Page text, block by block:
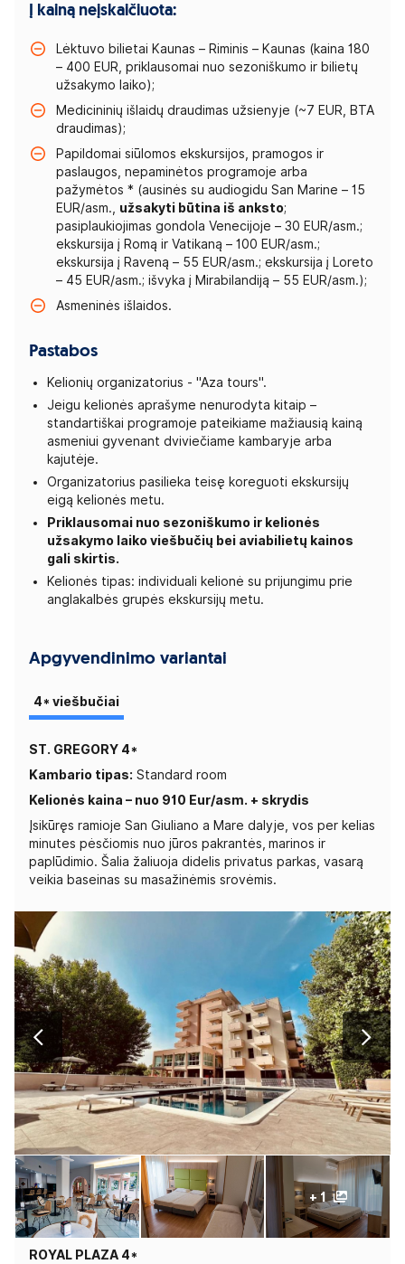
Į kainą neįskaičiuota:
Lėktuvo bilietai Kaunas – Riminis – Kaunas (kaina 180
– 400 EUR, priklausomai nuo sezoniškumo ir bilietų
užsakymo laiko);
Medicininių išlaidų draudimas užsienyje (~7 EUR, BTA
draudimas);
Papildomai siūlomos ekskursijos, pramogos ir
paslaugos, nepaminėtos programoje arba
pažymėtos * (ausinės su audiogidu San Marine – 15
EUR/asm., užsakyti būtina iš anksto;
pasiplaukiojimas gondola Venecijoje – 30 EUR/asm.;
ekskursija į Romą ir Vatikaną – 100 EUR/asm.;
ekskursija į Raveną – 55 EUR/asm.; ekskursija į Loreto
– 45 EUR/asm.; išvyka į Mirabilandiją – 55 EUR/asm.);
Asmeninės išlaidos.
Pastabos
Kelionių organizatorius - "Aza tours".
Jeigu kelionės aprašyme nenurodyta kitaip –
standartiškai programoje pateikiame mažiausią kainą
asmeniui gyvenant dviviečiame kambaryje arba
kajutėje.
Organizatorius pasilieka teisę koreguoti ekskursijų
eigą kelionės metu.
Priklausomai nuo sezoniškumo ir kelionės
užsakymo laiko viešbučių bei aviabilietų kainos
gali skirtis.
Kelionės tipas: individuali kelionė su prijungimu prie
anglakalbės grupės ekskursijų metu.
Apgyvendinimo variantai
4* viešbučiai
ST. GREGORY 4*
Kambario tipas: Standard room
Kelionės kaina – nuo 910 Eur/asm. + skrydis
Įsikūręs ramioje San Giuliano a Mare dalyje, vos per kelias
minutes pėsčiomis nuo jūros pakrantės, marinos ir
paplūdimio. Šalia žaliuoja didelis privatus parkas, vasarą
veikia baseinas su masažinėmis srovėmis.
+ 1
ROYAL PLAZA 4*